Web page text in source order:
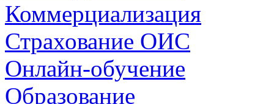
Коммерциализация
Страхование ОИС
Онлайн-обучение
Образование